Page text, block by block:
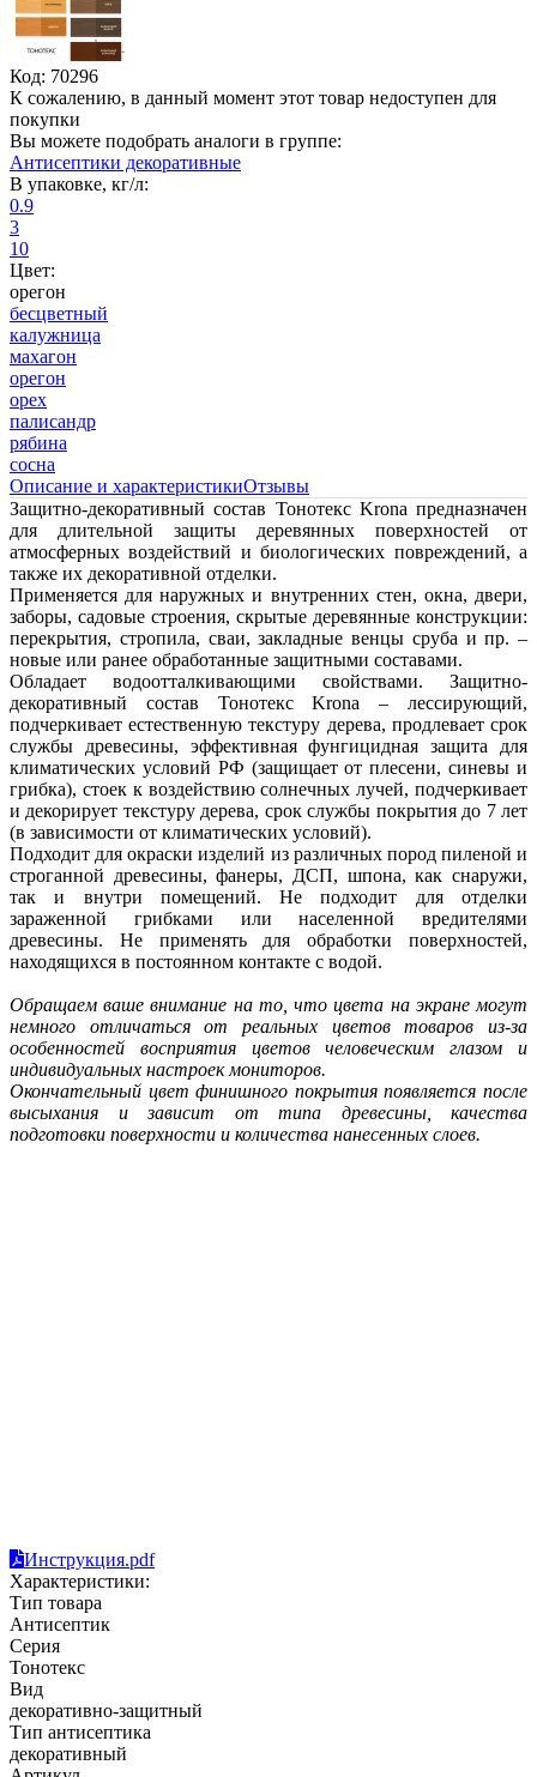
Код: 70296
К сожалению, в данный момент этот товар недоступен для
покупки
Вы можете подобрать аналоги в группе:
Антисептики декоративные
В упаковке, кг/л:
0.9
3
10
Цвет:
орегон
бесцветный
калужница
махагон
орегон
орех
палисандр
рябина
сосна
Описание и характеристикиОтзывы
Защитно-декоративный состав Тонотекс Krona предназначен
для длительной защиты деревянных поверхностей от
атмосферных воздействий и биологических повреждений, а
также их декоративной отделки.
Применяется для наружных и внутренних стен, окна, двери,
заборы, садовые строения, скрытые деревянные конструкции:
перекрытия, стропила, сваи, закладные венцы сруба и пр. –
новые или ранее обработанные защитными составами.
Обладает водоотталкивающими свойствами. Защитно-
декоративный состав Тонотекс Krona – лессирующий,
подчеркивает естественную текстуру дерева, продлевает срок
службы древесины, эффективная фунгицидная защита для
климатических условий РФ (защищает от плесени, синевы и
грибка), стоек к воздействию солнечных лучей, подчеркивает
и декорирует текстуру дерева, срок службы покрытия до 7 лет
(в зависимости от климатических условий).
Подходит для окраски изделий из различных пород пиленой и
строганной древесины, фанеры, ДСП, шпона, как снаружи,
так и внутри помещений. Не подходит для отделки
зараженной грибками или населенной вредителями
древесины. Не применять для обработки поверхностей,
находящихся в постоянном контакте с водой.
Обращаем ваше внимание на то, что цвета на экране могут
немного отличаться от реальных цветов товаров из-за
особенностей восприятия цветов человеческим глазом и
индивидуальных настроек мониторов.
Окончательный цвет финишного покрытия появляется после
высыхания и зависит от типа древесины, качества
подготовки поверхности и количества нанесенных слоев.
Инструкция.pdf
Характеристики:
Тип товара
Антисептик
Серия
Тонотекс
Вид
декоративно-защитный
Тип антисептика
декоративный